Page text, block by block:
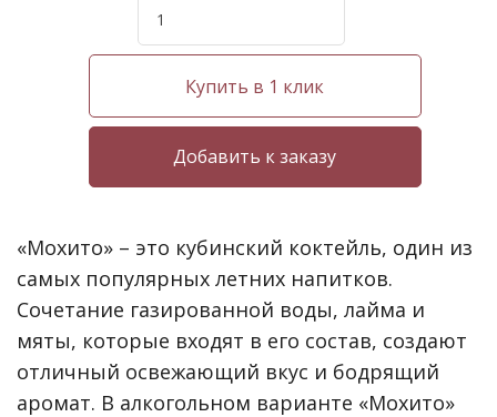
Купить в 1 клик
«Мохито» – это кубинский коктейль, один из
самых популярных летних напитков.
Сочетание газированной воды, лайма и
мяты, которые входят в его состав, создают
отличный освежающий вкус и бодрящий
аромат. В алкогольном варианте «Мохито»